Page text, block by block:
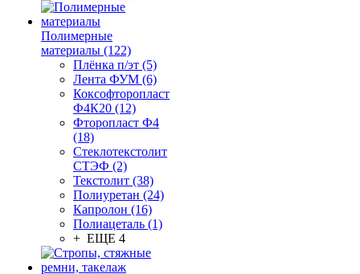
Полимерные
материалы (122)
Плёнка п/эт (5)
Лента ФУМ (6)
Коксофторопласт
Ф4К20 (12)
Фторопласт Ф4
(18)
Стеклотекстолит
СТЭФ (2)
Текстолит (38)
Полиуретан (24)
Капролон (16)
Полиацеталь (1)
+ ЕЩЕ 4